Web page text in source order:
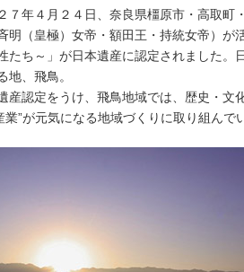
７年４月２４日、奈良県橿原市・高取町
明（皇極）女帝・額田王・持統女帝）が
たち～」が日本遺産に認定されました。
地、飛鳥。
産認定をうけ、飛鳥地域では、歴史・文
業”が元気になる地域づくりに取り組んで